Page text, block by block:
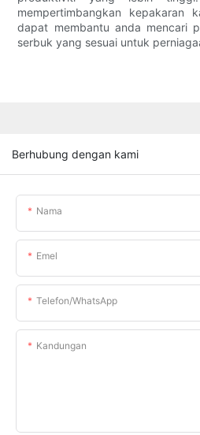
mempertimbangkan kepakaran
dapat membantu anda mencari
serbuk yang sesuai untuk
Berhubung dengan kami
Nama
Emel
Telefon/whatsApp
Kandungan